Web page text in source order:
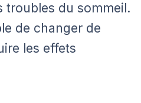
troubles du sommeil.
de changer de
les effets